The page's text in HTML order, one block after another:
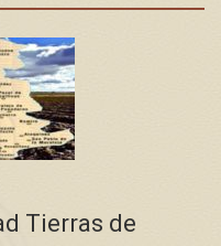
Tierras de